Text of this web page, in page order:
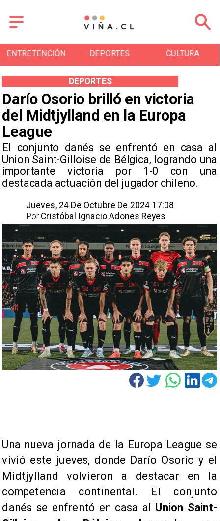
ENTRETENCIÓN DEPORTES CULTURA
Darío Osorio brilló en victoria
del Midtjylland en la Europa
League
El conjunto danés se enfrentó en casa al
Union Saint-Gilloise de Bélgica, logrando una
importante victoria por 1-0 con una
destacada actuación del jugador chileno.
DEPORTES
Jueves, 24 De Octubre De 2024 17:08
Cristóbal Ignacio Adones Reyes
Por
Una nueva jornada de la Europa League se
vivió este jueves, donde Darío Osorio y el
Midtjylland volvieron a destacar en la
competencia continental. El conjunto
danés se enfrentó en casa al Union Saint-